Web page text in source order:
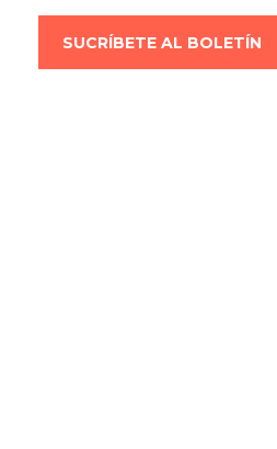
SUCRÍBETE AL BOLETÍN